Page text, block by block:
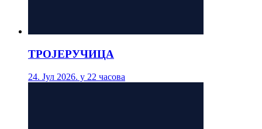
ТРОЈЕРУЧИЦА
24. Јул 2026. у 22 часова